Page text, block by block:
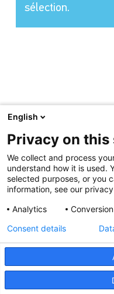
sélection.
English
Privacy on this
We collect and process
understand how it is used.
selected purposes, or you
information, see our
Analytics
Consent details